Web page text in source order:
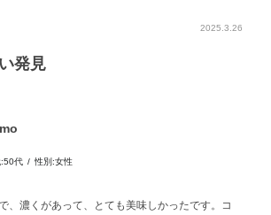
2025.3.26
発見
:50代 性別:女性
、濃くがあって、とても美味しかったです。コ